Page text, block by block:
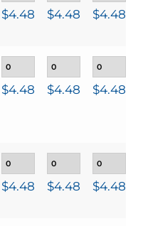
$4.48 $4.48 $4.48
$4.48 $4.48 $4.48
$4.48 $4.48 $4.48